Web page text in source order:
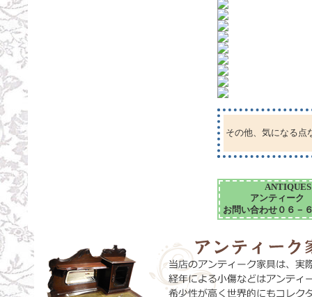
その他、気になる点
アンティーク
お問い合わせ０６－